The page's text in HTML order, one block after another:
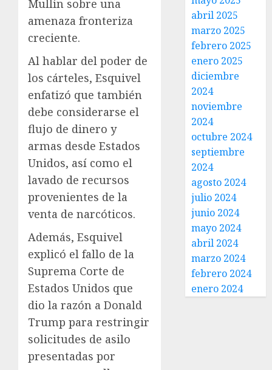
Mullin sobre una
amenaza fronteriza
creciente.
Al hablar del poder de
los cárteles, Esquivel
enfatizó que también
debe considerarse el
flujo de dinero y
armas desde Estados
Unidos, así como el
lavado de recursos
provenientes de la
venta de narcóticos.
Además, Esquivel
explicó el fallo de la
Suprema Corte de
Estados Unidos que
dio la razón a Donald
Trump para restringir
solicitudes de asilo
presentadas por
abril 2025
marzo 2025
febrero 2025
enero 2025
diciembre
2024
noviembre
2024
octubre 2024
septiembre
2024
agosto 2024
julio 2024
junio 2024
mayo 2024
abril 2024
marzo 2024
febrero 2024
enero 2024